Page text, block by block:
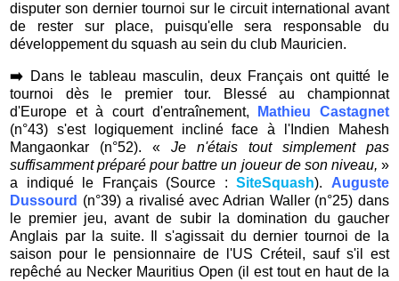
disputer son dernier tournoi sur le circuit international avant
de rester sur place, puisqu'elle sera responsable du
développement du squash au sein du club Mauricien.
➡️ Dans le tableau masculin, deux Français ont quitté le
tournoi dès le premier tour. Blessé au championnat
d'Europe et à court d'entraînement,
Mathieu Castagnet
(n°43) s'est logiquement incliné face à l'Indien Mahesh
Mangaonkar (n°52). «Je n'étais tout simplement pas
suffisamment préparé pour battre un joueur de son niveau, »
a indiqué le Français (Source :SiteSquash). Auguste
Dussourd (n°39) a rivalisé avec Adrian Waller (n°25) dans
le premier jeu, avant de subir la domination du gaucher
Anglais par la suite. Il s'agissait du dernier tournoi de la
saison pour le pensionnaire de l'US Créteil, sauf s'il est
repêché au Necker Mauritius Open (il est tout en haut de la